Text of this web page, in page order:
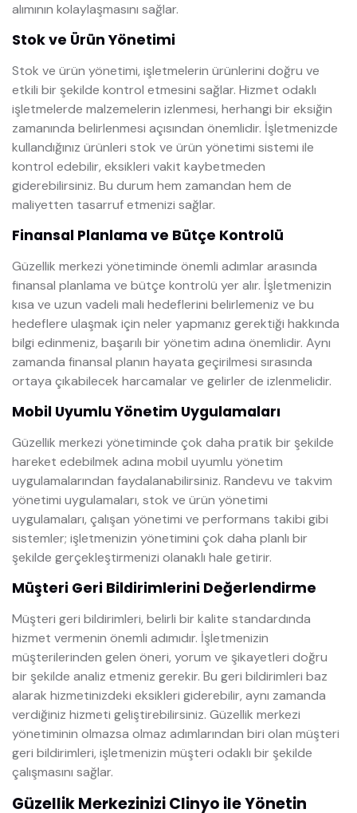
alımının kolaylaşmasını sağlar.
Stok ve Ürün Yönetimi
Stok ve ürün yönetimi, işletmelerin ürünlerini doğru ve
etkili bir şekilde kontrol etmesini sağlar. Hizmet odaklı
işletmelerde malzemelerin izlenmesi, herhangi bir eksiğin
zamanında belirlenmesi açısından önemlidir. İşletmenizde
kullandığınız ürünleri stok ve ürün yönetimi sistemi ile
kontrol edebilir, eksikleri vakit kaybetmeden
giderebilirsiniz. Bu durum hem zamandan hem de
maliyetten tasarruf etmenizi sağlar.
Finansal Planlama ve Bütçe Kontrolü
Güzellik merkezi yönetiminde önemli adımlar arasında
finansal planlama ve bütçe kontrolü yer alır. İşletmenizin
kısa ve uzun vadeli mali hedeflerini belirlemeniz ve bu
hedeflere ulaşmak için neler yapmanız gerektiği hakkında
bilgi edinmeniz, başarılı bir yönetim adına önemlidir. Aynı
zamanda finansal planın hayata geçirilmesi sırasında
ortaya çıkabilecek harcamalar ve gelirler de izlenmelidir.
Mobil Uyumlu Yönetim Uygulamaları
Güzellik merkezi yönetiminde çok daha pratik bir şekilde
hareket edebilmek adına mobil uyumlu yönetim
uygulamalarından faydalanabilirsiniz. Randevu ve takvim
yönetimi uygulamaları, stok ve ürün yönetimi
uygulamaları, çalışan yönetimi ve performans takibi gibi
sistemler; işletmenizin yönetimini çok daha planlı bir
şekilde gerçekleştirmenizi olanaklı hale getirir.
Müşteri Geri Bildirimlerini Değerlendirme
Müşteri geri bildirimleri, belirli bir kalite standardında
hizmet vermenin önemli adımıdır. İşletmenizin
müşterilerinden gelen öneri, yorum ve şikayetleri doğru
bir şekilde analiz etmeniz gerekir. Bu geri bildirimleri baz
alarak hizmetinizdeki eksikleri giderebilir, aynı zamanda
verdiğiniz hizmeti geliştirebilirsiniz. Güzellik merkezi
yönetiminin olmazsa olmaz adımlarından biri olan müşteri
geri bildirimleri, işletmenizin müşteri odaklı bir şekilde
çalışmasını sağlar.
Güzellik Merkezinizi Clinyo ile Yönetin